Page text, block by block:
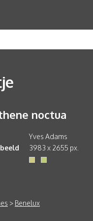
noctua
Yves Adams
3983 x 2655 px.
> Benelux